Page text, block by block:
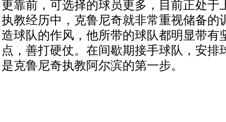
更靠前，可选择的球员更多，目前正处于
执教经历中，克鲁尼奇就非常重视储备的
造球队的作风，他所带的球队都明显带有
点，善打硬仗。在间歇期接手球队，安排
是克鲁尼奇执教阿尔滨的第一步。